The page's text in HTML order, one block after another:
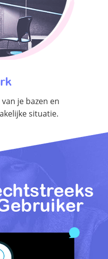
je bazen en
situatie.